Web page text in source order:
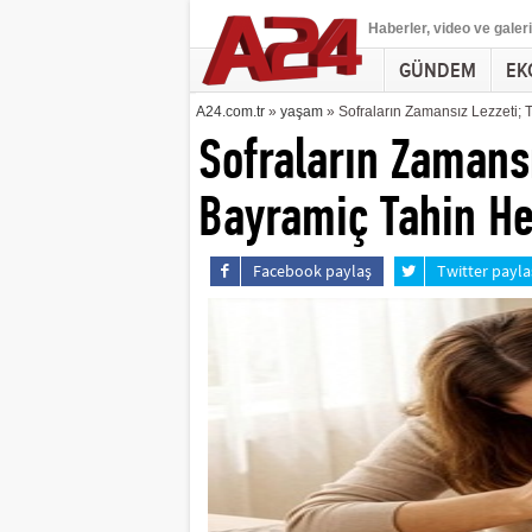
Haberler, video ve
GÜNDEM
A24.com.tr» yaşam» Sofraların Zamansız Lezzeti;
Sofraların
Bayramiç Tahin
Facebook paylaş Twitter